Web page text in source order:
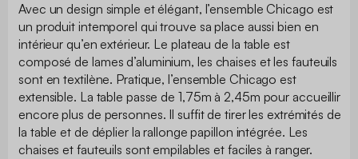
Avec un design simple et élégant, l’ensemble Chicago est
un produit intemporel qui trouve sa place aussi bien en
intérieur qu’en extérieur. Le plateau de la table est
composé de lames d’aluminium, les chaises et les fauteuils
sont en textilène. Pratique, l’ensemble Chicago est
extensible. La table passe de 1,75m à 2,45m pour accueillir
encore plus de personnes. Il suffit de tirer les extrémités de
la table et de déplier la rallonge papillon intégrée. Les
chaises et fauteuils sont empilables et faciles à ranger.